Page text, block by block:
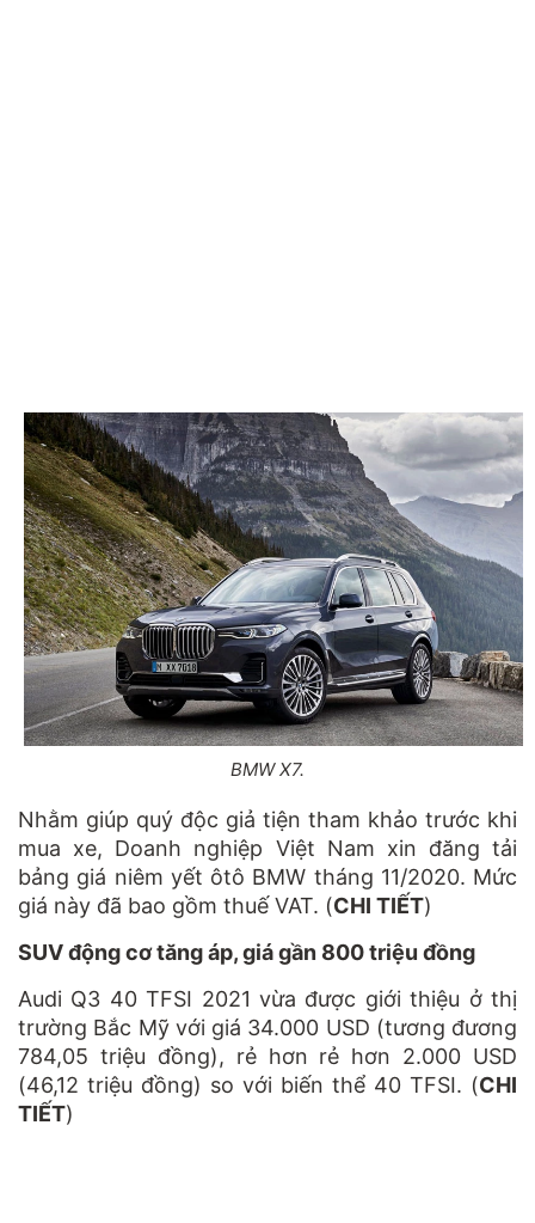
BMW X7.
Nhằm giúp quý độc giả tiện tham khảo trước khi
mua xe, Doanh nghiệp Việt Nam xin đăng tải
bảng giá niêm yết ôtô BMW tháng 11/2020. Mức
giá này đã bao gồm thuế VAT. (CHI TIẾT)
SUV động cơ tăng áp, giá gần 800 triệu đồng
Audi Q3 40 TFSI 2021 vừa được giới thiệu ở thị
trường Bắc Mỹ với giá 34.000 USD (tương đương
784,05 triệu đồng), rẻ hơn rẻ hơn 2.000 USD
(46,12 triệu đồng) so với biến thể 40 TFSI. (CHI
TIẾT)